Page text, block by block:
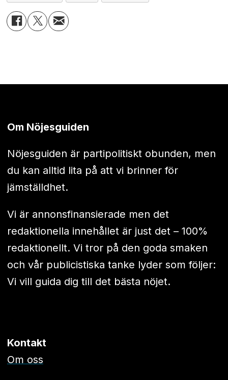
Om Nöjesguiden
Nöjesguiden är partipolitiskt obunden, men
du kan alltid lita på att vi brinner för
jämställdhet.
Vi är annonsfinansierade men det
redaktionella innehållet är just det – 100%
redaktionellt. Vi tror på den goda smaken
och vår publicistiska tanke lyder som följer:
Vi vill guida dig till det bästa nöjet.
Kontakt
Om oss